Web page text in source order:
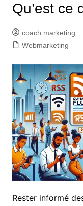
Qu’est ce
coach marketing
Webmarketing
Rester informé